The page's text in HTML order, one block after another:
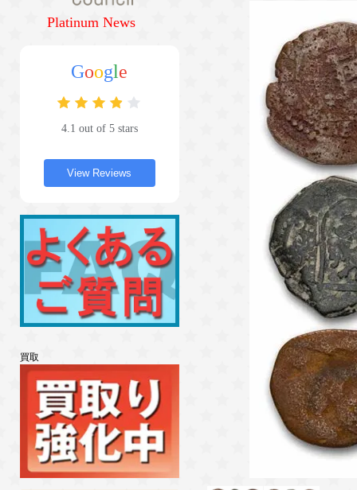
Platinum News
Google
4.1 out of 5 stars
View Reviews
買取